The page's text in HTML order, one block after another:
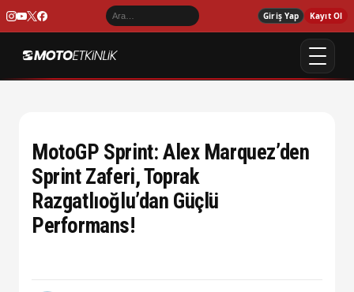
Giriş Yap Kayıt Ol
MotoGP Sprint: Alex Marquez’den
Sprint Zaferi, Toprak
Razgatlıoğlu’dan Güçlü
Performans!